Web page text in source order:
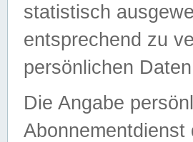
statistisch
entsprechend zu
persönlichen
Die Angabe